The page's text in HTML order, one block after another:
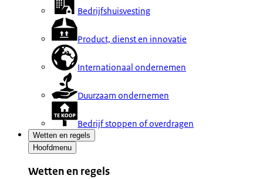
Bedrijfshuisvesting
Product, dienst en innovatie
Internationaal ondernemen
Duurzaam ondernemen
Bedrijf stoppen of overdragen
Wetten en regels
Hoofdmenu
Wetten en regels